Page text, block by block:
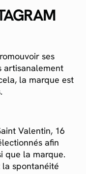
ses
artisanalement
la marque est
Valentin, 16
afin
que la marque.
spontanéité